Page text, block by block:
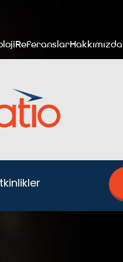
ReferanslarHakkımızda